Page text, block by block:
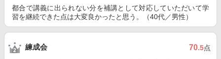
都合で講義に出られない分を補講として対応していただいて学
習を継続できた点は大変良かったと思う。（40代／男性）
練成会 70.5点